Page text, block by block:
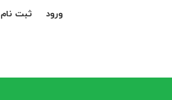
ورود ثبت نام